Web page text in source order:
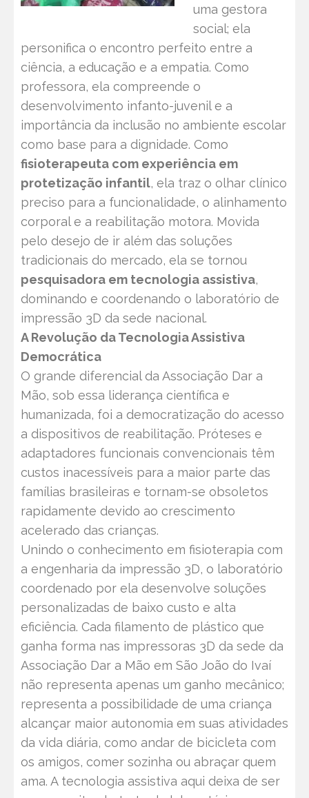
uma gestora
social; ela
personifica o encontro perfeito entre a
ciência, a educação e a empatia. Como
professora, ela compreende o
desenvolvimento infanto-juvenil e a
importância da inclusão no ambiente escolar
como base para a dignidade. Como
fisioterapeuta com experiência em
protetização infantil, ela traz o olhar clínico
preciso para a funcionalidade, o alinhamento
corporal e a reabilitação motora. Movida
pelo desejo de ir além das soluções
tradicionais do mercado, ela se tornou
pesquisadora em tecnologia assistiva,
dominando e coordenando o laboratório de
impressão 3D da sede nacional.
A Revolução da Tecnologia Assistiva
Democrática
O grande diferencial da Associação Dar a
Mão, sob essa liderança científica e
humanizada, foi a democratização do acesso
a dispositivos de reabilitação. Próteses e
adaptadores funcionais convencionais têm
custos inacessíveis para a maior parte das
famílias brasileiras e tornam-se obsoletos
rapidamente devido ao crescimento
acelerado das crianças.
Unindo o conhecimento em fisioterapia com
a engenharia da impressão 3D, o laboratório
coordenado por ela desenvolve soluções
personalizadas de baixo custo e alta
eficiência. Cada filamento de plástico que
ganha forma nas impressoras 3D da sede da
Associação Dar a Mão em São João do Ivaí
não representa apenas um ganho mecânico;
representa a possibilidade de uma criança
alcançar maior autonomia em suas atividades
da vida diária, como andar de bicicleta com
os amigos, comer sozinha ou abraçar quem
ama. A tecnologia assistiva aqui deixa de ser